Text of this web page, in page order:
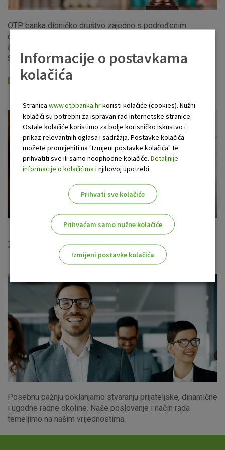
OTP banka dioničko društvo zajedno s podređenim
društvima koja čine OTP banka grupu, postala je značajan
čimbenik na bankarskom tržištu i tržištu kapitala Hrvatske.
Spomenuto postignuće je ostvareno...
Due diligence
Zanima Vas rad u OTP banci?
Posebnu pažnju poklanjamo stvaranju prijateljske, dinamične
i ugodne radne okoline. Naše poslovanje i način rada
temeljimo na našim vrijednostima.
Informacije o postavkama
kolačića
Stranica www.otpbanka.hrkoristi kolačiće (cookies). Nužni
kolačići su potrebni za ispravan rad internetske stranice.
Ostale kolačiće koristimo za bolje korisničko iskustvo i
prikaz relevantnih oglasa i sadržaja. Postavke kolačića
možete promijeniti na "Izmjeni postavke kolačića" te
prihvatiti sve ili samo neophodne kolačiće. Detaljnije
informacije o kolačićima i njihovoj upotrebi.
Prihvati sve kolačiće
Prihvaćam samo nužne kolačiće
Izmijeni postavke kolačića
Nužni kolačići
Analitički kolačići
Marketinški kolačići
Prihvaćam upotrebu navedenih kolačića
Nužni (tehnički) kolačići - uvijek aktivni